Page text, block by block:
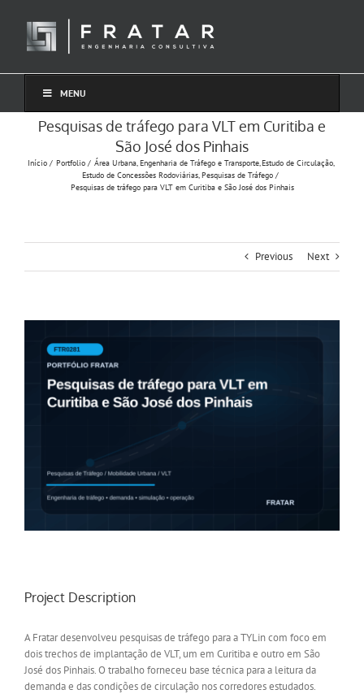
conteúdo
MENU
Pesquisas de tráfego para VLT em Curitiba e
São José dos Pinhais
Início Portfolio Área Urbana Engenharia de Tráfego e Transporte Estudo de Circulação
Estudo de Concessões Rodoviárias Pesquisas de Tráfego
Pesquisas de tráfego para VLT em Curitiba e São José dos Pinhais
Previous Next
Project Description
A Fratar desenvolveu pesquisas de tráfego para a TYLin com foco em
dois trechos de implantação de VLT, um em Curitiba e outro em São
José dos Pinhais. O trabalho forneceu base técnica para a leitura da
demanda e das condições de circulação nos corredores estudados.